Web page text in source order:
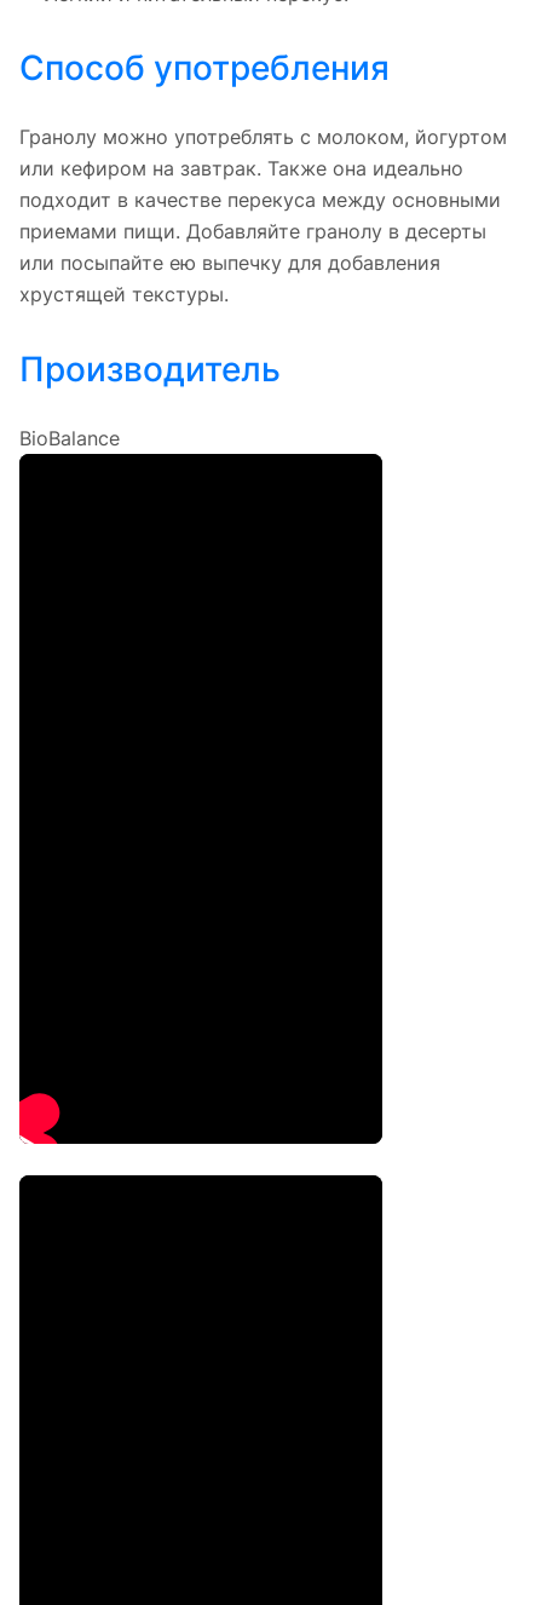
Способ употребления
Гранолу можно употреблять с молоком, йогуртом
или кефиром на завтрак. Также она идеально
подходит в качестве перекуса между основными
приемами пищи. Добавляйте гранолу в десерты
или посыпайте ею выпечку для добавления
хрустящей текстуры.
Производитель
BioBalance